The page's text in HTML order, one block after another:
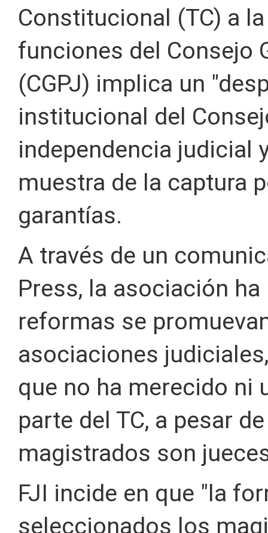
Constitucional (TC) a
funciones del Consejo
(CGPJ) implica un
institucional del
independencia judicial
muestra de la captura
garantías.
A través de un
Press, la asociación
reformas se
asociaciones
que no ha merecido ni
parte del TC, a pesar
magistrados son
FJI incide en que "la
seleccionados los